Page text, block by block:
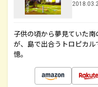
子供の頃から夢見ていた
が、島で出合うトロピカ
憶。